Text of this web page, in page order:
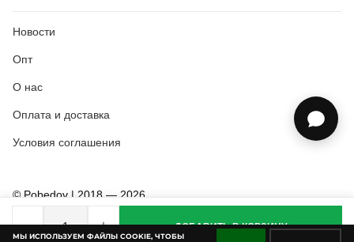
МЫ ИСПОЛЬЗУЕМ ФАЙЛЫ COOKIE, ЧТОБЫ
ДОБАВИТЬ В КОРЗИНУ
Новости
Опт
О нас
Оплата и доставка
Условия соглашения
© Pobedov | 2018 — 2026